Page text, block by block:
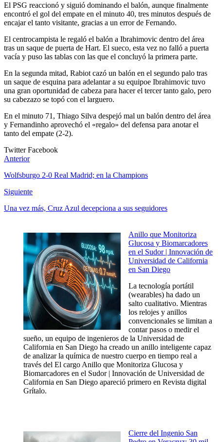
El PSG reaccionó y siguió dominando el balón, aunque finalmente
encontró el gol del empate en el minuto 40, tres minutos después de
encajar el tanto visitante, gracias a un error de Fernando.
El centrocampista le regaló el balón a Ibrahimovic dentro del área
tras un saque de puerta de Hart. El sueco, esta vez no falló a puerta
vacía y puso las tablas con las que el concluyó la primera parte.
En la segunda mitad, Rabiot cazó un balón en el segundo palo tras
un saque de esquina para adelantar a su equipoe Ibrahimovic tuvo
una gran oportunidad de cabeza para hacer el tercer tanto galo, pero
su cabezazo se topó con el larguero.
En el minuto 71, Thiago Silva despejó mal un balón dentro del área
y Fernandinho aprovechó el «regalo» del defensa para anotar el
tanto del empate (2-2).
TwitterFacebook
Anterior
Wolfsburgo 2-0 Real Madrid; en la Champions
Siguiente
Una vez más, Cruz Azul decepciona a sus seguidores
Anillo que Monitoriza
Glucosa y Biomarcadores
en el Sudor | Innovación de
Universidad de California
en San Diego
La tecnología portátil
(wearables) ha dado un
salto cualitativo. Mientras
los relojes y anillos
convencionales se limitan a
contar pasos o medir el
sueño, un equipo de ingenieros de la Universidad de
California en San Diego ha creado un anillo inteligente capaz
de analizar la química de nuestro cuerpo en tiempo real a
través del El cargo Anillo que Monitoriza Glucosa y
Biomarcadores en el Sudor | Innovación de Universidad de
California en San Diego apareció primero en Revista digital
Grítalo.
Cierre del Ingenio San